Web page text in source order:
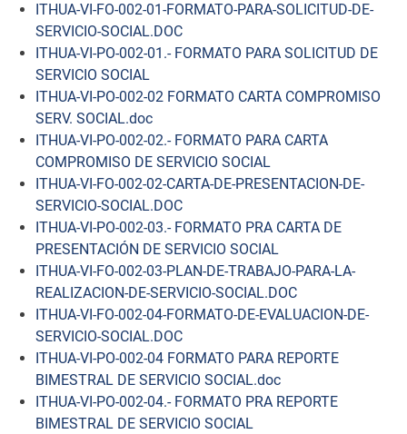
ITHUA-VI-FO-002-01-FORMATO-PARA-SOLICITUD-DE-
SERVICIO-SOCIAL.DOC
ITHUA-VI-PO-002-01.- FORMATO PARA SOLICITUD DE
SERVICIO SOCIAL
ITHUA-VI-PO-002-02 FORMATO CARTA COMPROMISO
SERV. SOCIAL.doc
ITHUA-VI-PO-002-02.- FORMATO PARA CARTA
COMPROMISO DE SERVICIO SOCIAL
ITHUA-VI-FO-002-02-CARTA-DE-PRESENTACION-DE-
SERVICIO-SOCIAL.DOC
ITHUA-VI-PO-002-03.- FORMATO PRA CARTA DE
PRESENTACIÓN DE SERVICIO SOCIAL
ITHUA-VI-FO-002-03-PLAN-DE-TRABAJO-PARA-LA-
REALIZACION-DE-SERVICIO-SOCIAL.DOC
ITHUA-VI-FO-002-04-FORMATO-DE-EVALUACION-DE-
SERVICIO-SOCIAL.DOC
ITHUA-VI-PO-002-04 FORMATO PARA REPORTE
BIMESTRAL DE SERVICIO SOCIAL.doc
ITHUA-VI-PO-002-04.- FORMATO PRA REPORTE
BIMESTRAL DE SERVICIO SOCIAL